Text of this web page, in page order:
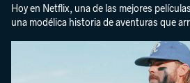
Hoy en Netflix, una de las mejores
una modélica historia de aventuras que